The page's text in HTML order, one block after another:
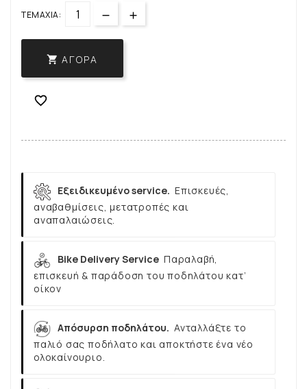
ΤΕΜΆΧΙΑ:
 ΑΓΟΡΆ

Εξειδικευμένο service. Επισκευές,
αναβαθμίσεις, μετατροπές και
αναπαλαιώσεις.
Bike Delivery Service Παραλαβή,
επισκευή & παράδοση του ποδηλάτου κατ’
οίκον
Απόσυρση ποδηλάτου. Ανταλλάξτε το
παλιό σας ποδήλατο και αποκτήστε ένα νέο
ολοκαίνουριο.